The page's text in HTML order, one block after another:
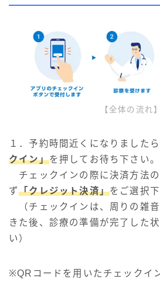
【全体の流れ】
１．予約時間近くになりました
クイン」を押してお待ち下さい。
チェックインの際に決済方法
ず「クレジット決済」をご選択下
（チェックインは、周りの雑
きた後、診療の準備が完了した
い）
※QRコードを用いたチェックイ